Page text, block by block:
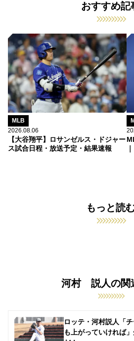
おすすめ記
MLB
2026.08.06
【大谷翔平】ロサンゼルス・ドジャー
ス試合日程・放送予定・結果速報
もっと読
河村 説人の関
ロッテ・河村説人「
も上がっていければ